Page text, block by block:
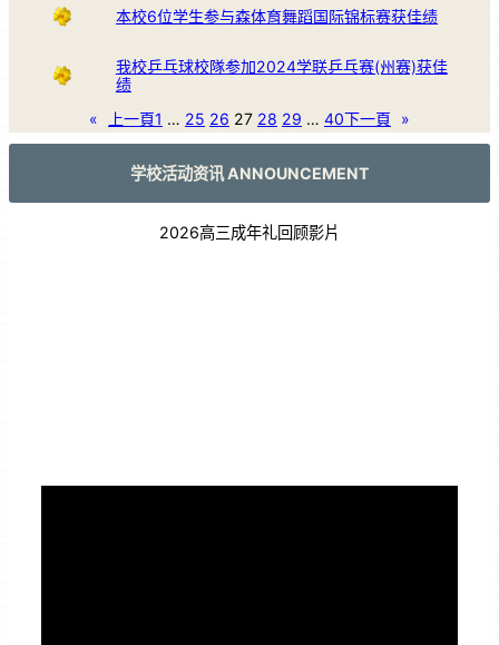
本校6位学生参与森体育舞蹈国际锦标赛获佳绩
我校乒乓球校隊参加2024学联乒乓赛(州赛)获佳
绩
«
上一頁1 … 25 26 27 28 29 … 40下一頁 »
学校活动资讯 ANNOUNCEMENT
2026高三成年礼回顾影片